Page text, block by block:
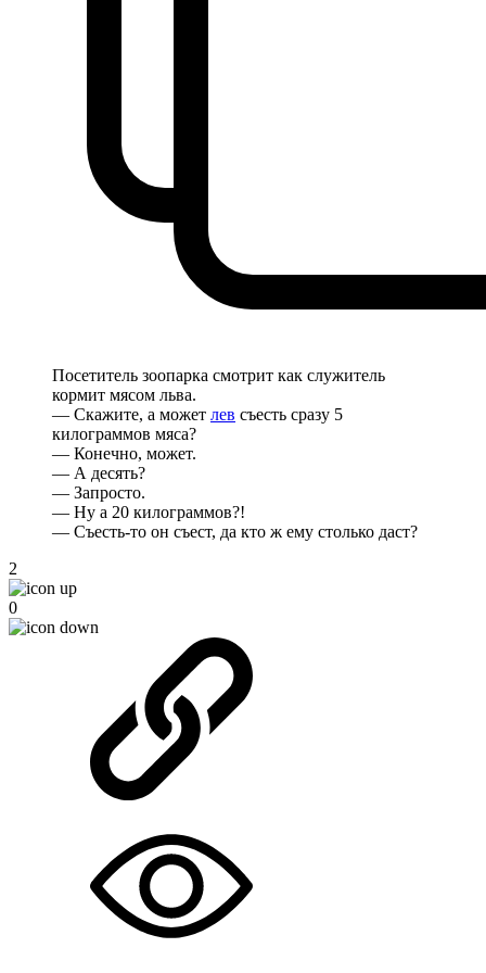
Посетитель зоопарка смотрит как служитель
кормит мясом льва.
— Скажите, а может лев съесть сразу 5
килограммов мяса?
— Конечно, может.
— А десять?
— Запросто.
— Ну а 20 килограммов?!
— Съесть-то он съест, да кто ж ему столько даст?
2
0